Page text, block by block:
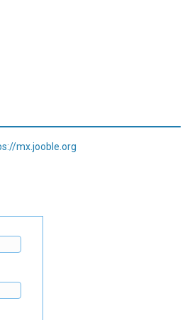
mx.jooble.org